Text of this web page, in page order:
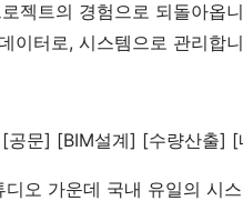
젝트의 경험으로 되돌아옵
이터로, 시스템으로 관리합
문] [BIM설계] [수량산출]
오 가운데 국내 유일의 시